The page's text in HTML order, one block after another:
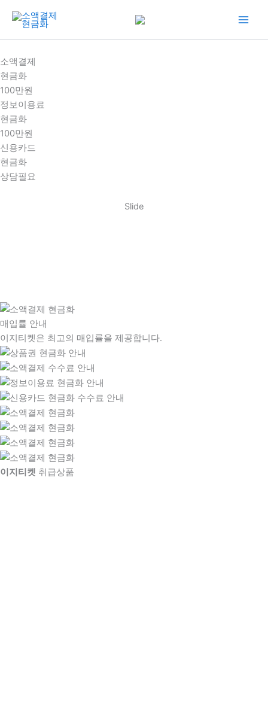
건
너
뛰
기
소액결제
현금화
100만원
정보이용료
현금화
100만원
신용카드
현금화
상담필요
Slide
매입률 안내
이지티켓은 최고의 매입률을 제공합니다.
이지티켓 취급상품